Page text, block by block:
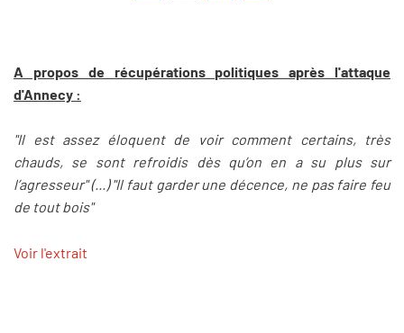
A propos de récupérations politiques après l'attaque
d'Annecy :
"Il est assez éloquent de voir comment certains, très
chauds, se sont refroidis dès qu’on en a su plus sur
l’agresseur" (...) "Il faut garder une décence, ne pas faire feu
de tout bois"
Voir l'extrait